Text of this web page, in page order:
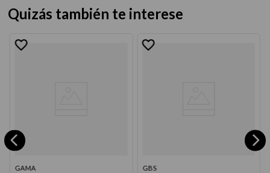
Quizás también te interese
GAMA GBS